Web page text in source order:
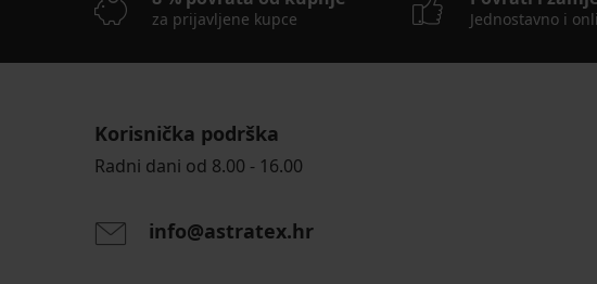
za prijavljene kupce Jednostavno i
Korisnička podrška
Radni dani od 8.00 - 16.00
info@astratex.hr